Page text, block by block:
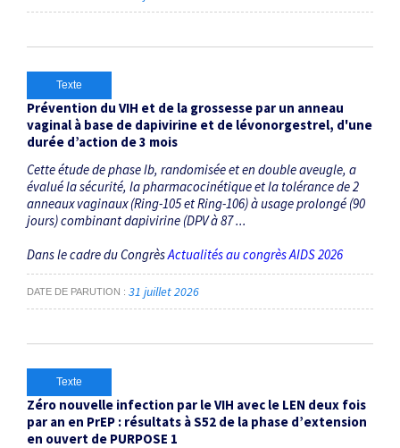
Texte
Prévention du VIH et de la grossesse par un anneau
vaginal à base de dapivirine et de lévonorgestrel, d'une
durée d’action de 3 mois
Cette étude de phase Ib, randomisée et en double aveugle, a
évalué la sécurité, la pharmacocinétique et la tolérance de 2
anneaux vaginaux (Ring-105 et Ring-106) à usage prolongé (90
jours) combinant dapivirine (DPV à 87 ...
Dans le cadre du CongrèsActualités au congrès AIDS 2026
DATE DE PARUTION 31 juillet 2026
Texte
Zéro nouvelle infection par le VIH avec le LEN deux fois
par an en PrEP : résultats à S52 de la phase d’extension
en ouvert de PURPOSE 1